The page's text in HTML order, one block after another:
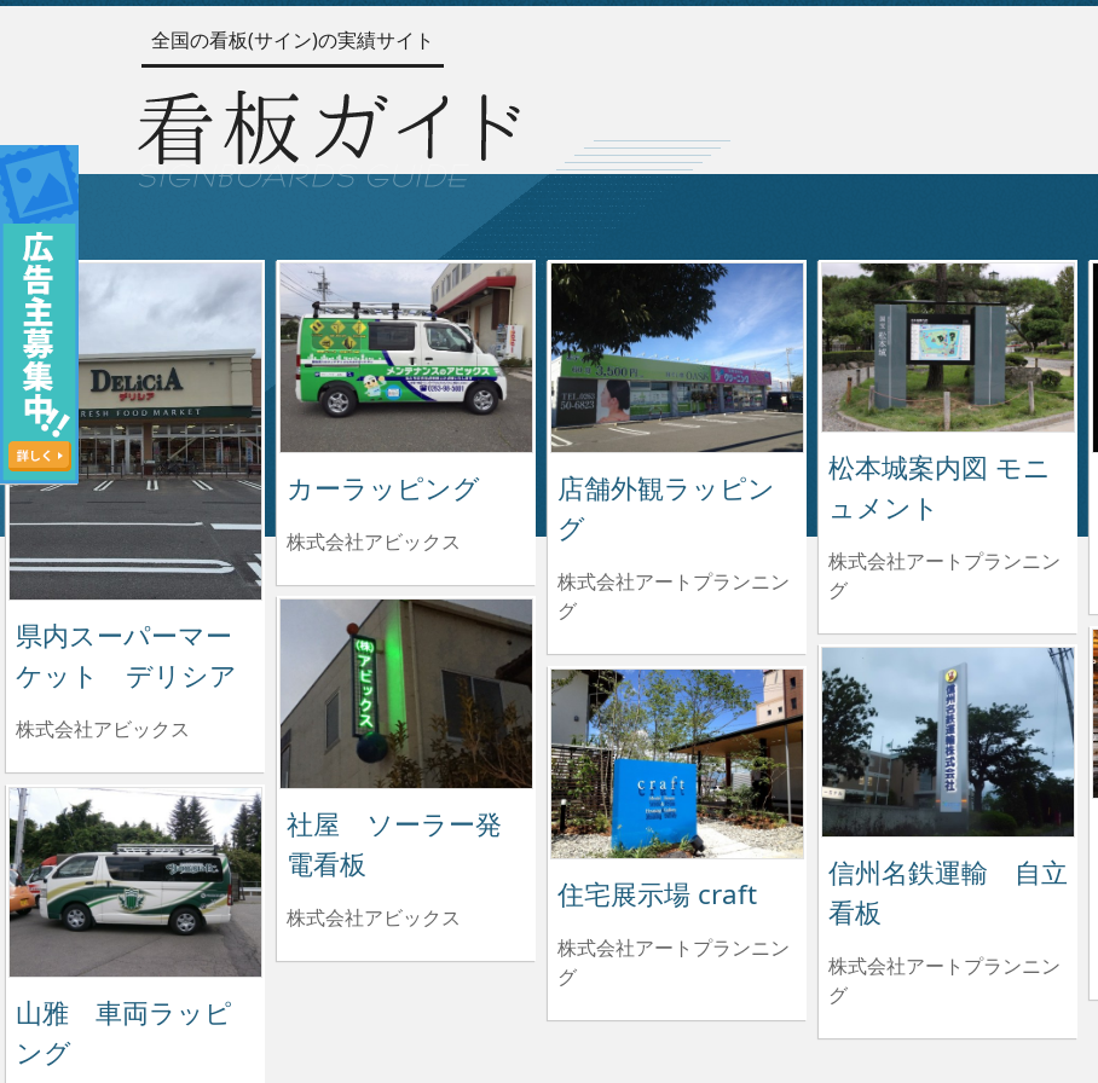
全国の看板(サイン)の実績サイト
県内スーパーマー
ケット デリシア
株式会社アビックス
カーラッピング
株式会社アビックス
店舗外観ラッピン
グ
株式会社アートプランニン
グ
松本城案内図 モニ
ュメント
株式会社アートプランニン
グ
社屋 ソーラー発
電看板
株式会社アビックス
信州名鉄運輸 自立
看板
株式会社アートプランニン
グ
住宅展示場 craft
株式会社アートプランニン
グ
山雅 車両ラッピ
ング